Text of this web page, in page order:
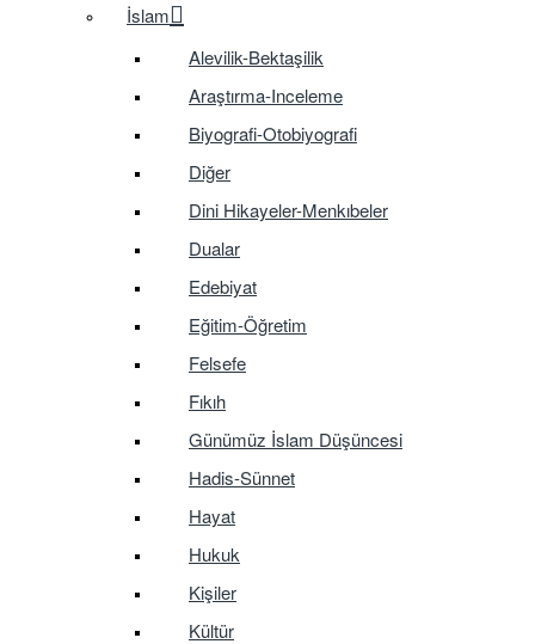
İslam
Alevilik-Bektaşilik
Araştırma-Inceleme
Biyografi-Otobiyografi
Diğer
Dini Hikayeler-Menkıbeler
Dualar
Edebiyat
Eğitim-Öğretim
Felsefe
Fıkıh
Günümüz İslam Düşüncesi
Hadis-Sünnet
Hayat
Hukuk
Kişiler
Kültür